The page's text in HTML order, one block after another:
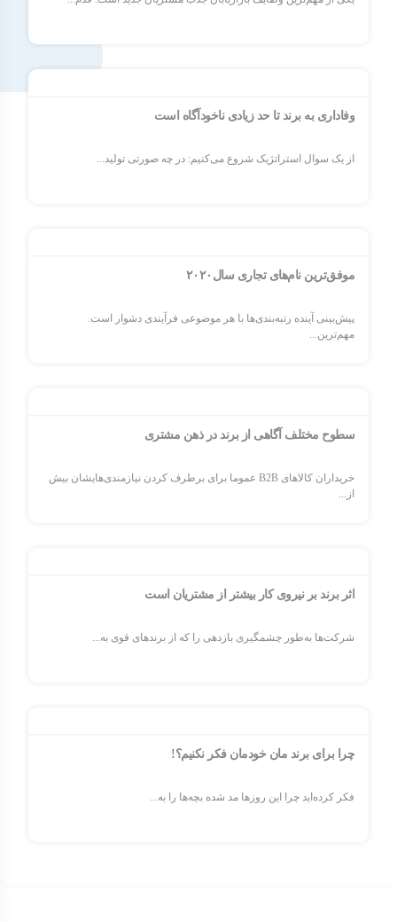
وفاداری به برند تا حد زیادی ناخودآگاه است
از یک سوال استراتژیک شروع می‌کنیم: در چه صورتی تولید...
موفق‌ترین نام‌های تجاری سال۲۰۲۰
پیش‌بینی آینده رتبه‌بندی‌ها با هر موضوعی فرآیندی دشوار است.
مهم‌ترین...
سطوح مختلف آگاهی از برند در ذهن مشتری
خریداران کالاهای B2B عموما برای برطرف کردن نیازمندی‌هایشان بیش
از...
اثر برند بر نیروی کار بیشتر از مشتریان است
شرکت‌ها به‌طور چشمگیری بازدهی را که از برندهای قوی به...
چرا برای برند مان خودمان فکر نکنیم؟!
فکر کرده‌اید چرا این روزها مد شده بچه‌ها را به...